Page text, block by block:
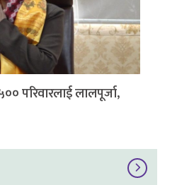
परिवारलाई लालपूर्जा,